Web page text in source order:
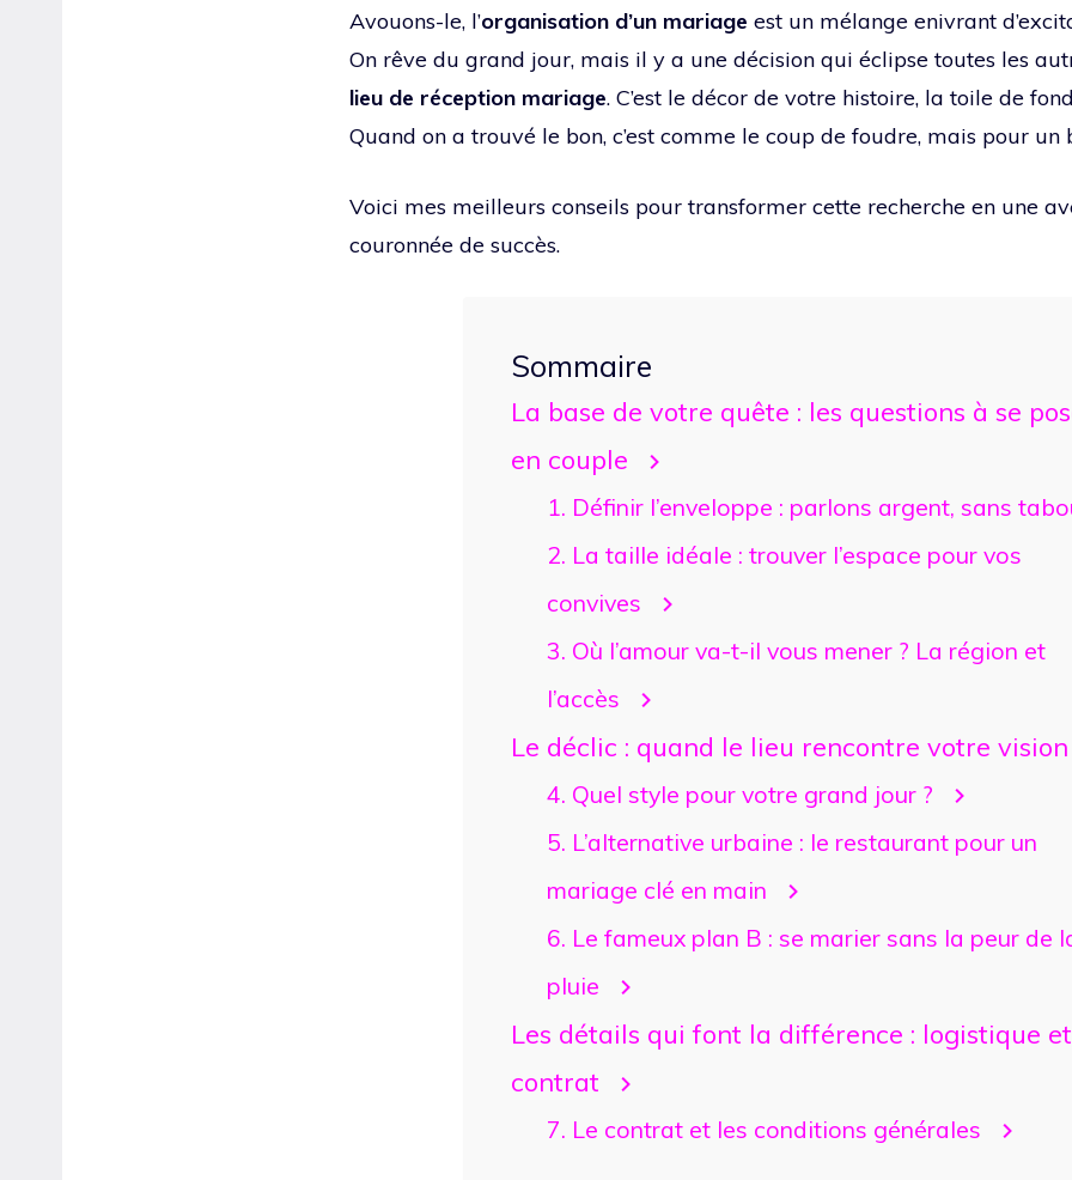
Avouons-le, l’organisation d’un mariage est un mélange enivrant
On rêve du grand jour, mais il y a une décision qui éclipse toutes les
lieu de réception mariage. C’est le décor de votre histoire, la toile de
Quand on a trouvé le bon, c’est comme le coup de foudre, mais pour un
Voici mes meilleurs conseils pour transformer cette recherche en une
couronnée de succès.
Sommaire
La base de votre quête : les questions à se
en couple
1. Définir l’enveloppe : parlons argent, sans
2. La taille idéale : trouver l’espace pour vos
convives
3. Où l’amour va-t-il vous mener ? La région et
l’accès
Le déclic : quand le lieu rencontre votre vision
4. Quel style pour votre grand jour ?
5. L’alternative urbaine : le restaurant pour un
mariage clé en main
6. Le fameux plan B : se marier sans la peur de
pluie
Les détails qui font la différence : logistique et
contrat
7. Le contrat et les conditions générales